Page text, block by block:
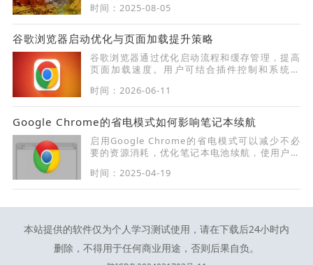
时间：2025-08-05
谷歌浏览器启动优化与页面加载提升策略
谷歌浏览器通过优化启动流程和缓存管理，提高
页面加载速度。用户可结合插件控制和系统设
时间：2026-06-11
Google Chrome的省电模式如何影响笔记本续航
启用Google Chrome的省电模式可以减少不必
要的资源消耗，优化笔记本电池续航，使用户能
时间：2025-04-19
本站提供的软件仅为个人学习测试使用，请在下载后24小时内
删除，不得用于任何商业用途，否则后果自负。